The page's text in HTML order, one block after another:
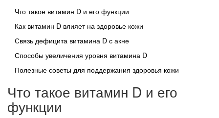
Что такое витамин D и его функции
Как витамин D влияет на здоровье кожи
Связь дефицита витамина D с акне
Способы увеличения уровня витамина D
Полезные советы для поддержания здоровья кожи
Что такое витамин D и его
функции